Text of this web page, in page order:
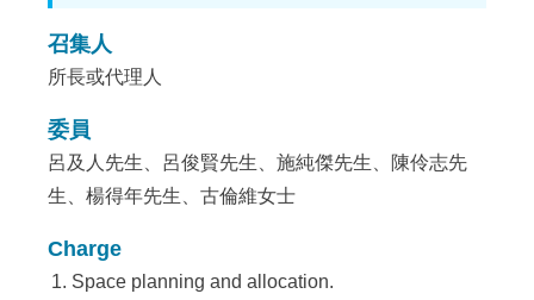
召集人
所長或代理人
委員
呂及人先生、呂俊賢先生、施純傑先生、陳伶志先
生、楊得年先生、古倫維女士
Charge
Space planning and allocation.